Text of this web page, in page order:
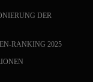
DER
RANKING 2025